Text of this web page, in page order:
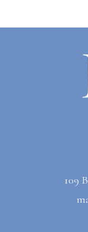
109